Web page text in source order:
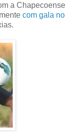
a Chapecoense
com gala no